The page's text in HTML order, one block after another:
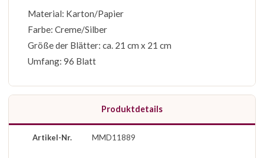
Material: Karton/Papier
Farbe: Creme/Silber
Größe der Blätter: ca. 21 cm x 21 cm
Umfang: 96 Blatt
Produktdetails
Artikel-Nr. MMD11889